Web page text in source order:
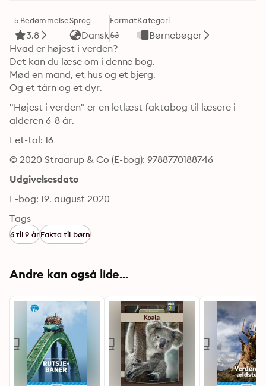
5 Bedømmelse
3.8
Sprog
Dansk
FormatKategori
Børnebøger
Hvad er højest i verden?
Det kan du læse om i denne bog.
Mød en mand, et hus og et bjerg.
"Højest i verden" er en letlæst faktabog til læsere i
alderen 6-8 år.
Let-tal: 16
© 2020 Straarup & Co (E-bog): 9788770188746
Udgivelsesdato
E-bog: 19. august 2020
Tags
6 til 9 årFakta til børn
Andre kan også lide...